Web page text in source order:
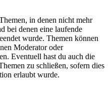
in denen nicht mehr
bei denen eine laufende
wurde. Themen können
Moderator oder
Eventuell hast du auch die
zu schließen, sofern dies
erlaubt wurde.